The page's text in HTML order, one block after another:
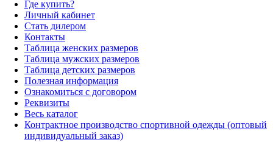
Где купить?
Личный кабинет
Стать дилером
Контакты
Таблица женских размеров
Таблица мужских размеров
Таблица детских размеров
Полезная информация
Ознакомиться с договором
Реквизиты
Весь каталог
Контрактное производство спортивной одежды (оптовый
индивидуальный заказ)